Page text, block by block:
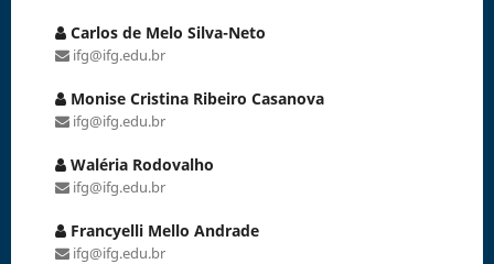
Carlos de Melo Silva-Neto
ifg@ifg.edu.br
Monise Cristina Ribeiro Casanova
ifg@ifg.edu.br
Waléria Rodovalho
ifg@ifg.edu.br
Francyelli Mello Andrade
ifg@ifg.edu.br